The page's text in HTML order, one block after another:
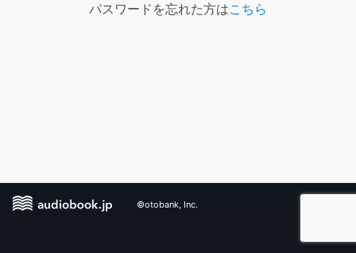
パスワードを忘れた方はこちら
©otobank, Inc.